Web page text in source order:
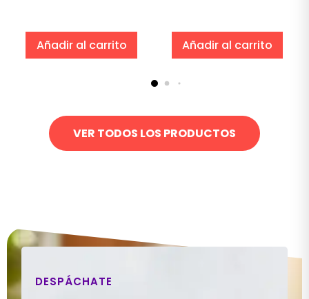
Añadir al carrito Añadir al carrito
VER TODOS LOS PRODUCTOS
DESPÁCHATE